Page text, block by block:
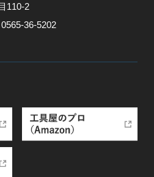
110-2
0565-36-5202